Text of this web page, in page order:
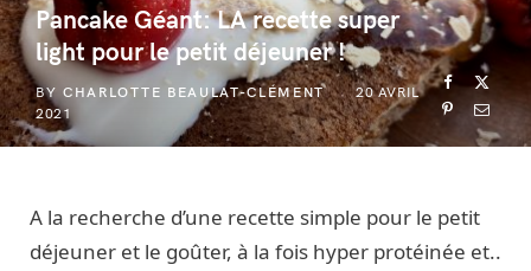
Pancake Géant: LA recette super
light pour le petit déjeuner !
BY CHARLOTTE BEAULAT-CLÉMENT
20 AVRIL
2021
A la recherche d’une recette simple pour le petit
déjeuner et le goûter, à la fois hyper protéinée et..